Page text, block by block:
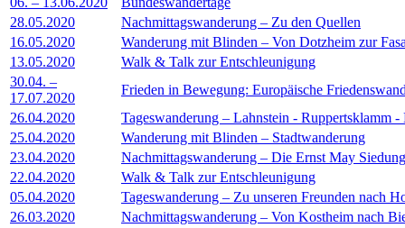
28.05.2020
Nachmittagswanderung – Zu den Quellen
16.05.2020
Wanderung mit Blinden – Von Dotzheim zur
13.05.2020
Walk & Talk zur Entschleunigung
30.04. –
17.07.2020
Frieden in Bewegung: Europäische
26.04.2020
Tageswanderung – Lahnstein - Ruppertsklamm -
25.04.2020
Wanderung mit Blinden – Stadtwanderung
23.04.2020
Nachmittagswanderung – Die Ernst May
22.04.2020
Walk & Talk zur Entschleunigung
05.04.2020
Tageswanderung – Zu unseren Freunden nach
26.03.2020
Nachmittagswanderung – Von Kostheim nach